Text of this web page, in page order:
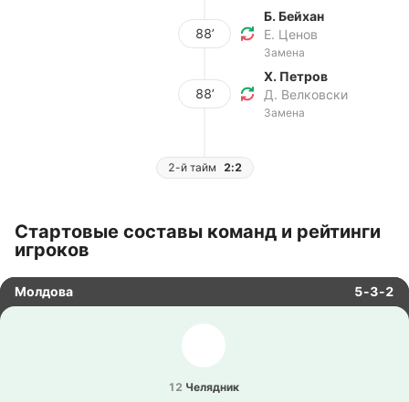
88’
Б. Бейхан
Е. Ценов
Замена
88’
Х. Петров
Д. Велковски
Замена
2-й тайм 2:2
Стартовые составы команд и рейтинги
игроков
Молдова 5-3-2
12 Че­ля­дник